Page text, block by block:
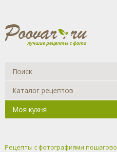
Каталог рецептов
Моя кухня
Рецепты с фотографиями пошагово